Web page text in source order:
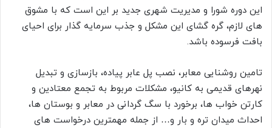
این دوره شورا و مدیریت شهری جدید بر این است که با مشوق
های لازم، گره گشای این مشکل و جذب سرمایه گذار برای احیای
بافت فرسوده باشد.
تامین روشنایی معابر، نصب پل عابر پیاده، بازسازی و تبدیل
نهرهای قدیمی به کانیو، مشکلات مربوط به تجمع معتادین و
کارتن خواب ها، برخورد با سگ گردانی در معابر و بوستان ها،
احداث میدان تره و بار و… از جمله مهمترین درخواست های